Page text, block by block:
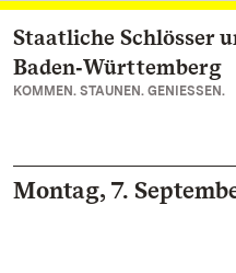
Zum Hauptinhalt
Staatliche Schlösser
Baden‑Württemberg
KOMMEN. STAUNEN. GENIESSEN.
Montag, 7.